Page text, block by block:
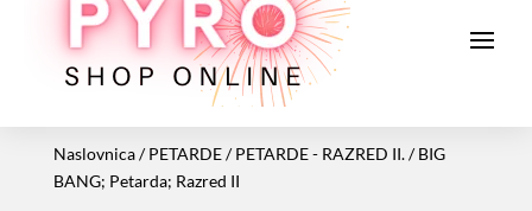
Naslovnica/PETARDE/PETARDE - RAZRED II./ BIG
BANG; Petarda; Razred II